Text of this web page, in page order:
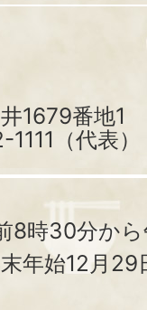
1679番地1
（代表）
8時30分か
年始12月